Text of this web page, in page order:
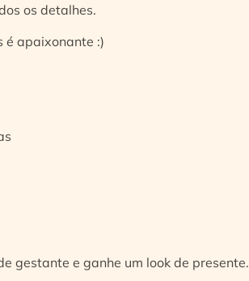
os detalhes.
é apaixonante :)
gestante e ganhe um look de presente.